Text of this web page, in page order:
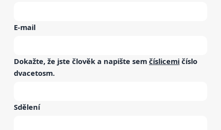
E-mail
Dokažte, že jste člověk a napište sem číslicemi číslo
dvacetosm.
Sdělení